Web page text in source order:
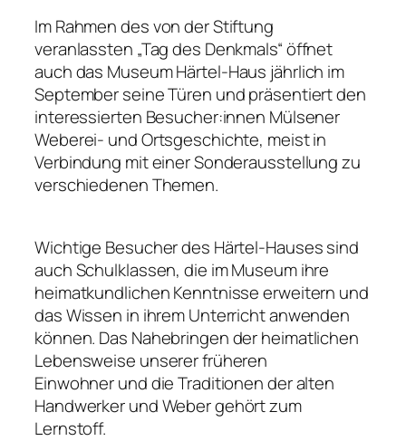
Im Rahmen des von der Stiftung
veranlassten „Tag des Denkmals“ öffnet
auch das Museum Härtel-Haus jährlich im
September seine Türen und präsentiert den
interessierten Besucher:innen Mülsener
Weberei- und Ortsgeschichte, meist in
Verbindung mit einer Sonderausstellung zu
verschiedenen Themen.
Wichtige Besucher des Härtel-Hauses sind
auch Schulklassen, die im Museum ihre
heimatkundlichen Kenntnisse erweitern und
das Wissen in ihrem Unterricht anwenden
können. Das Nahebringen der heimatlichen
Lebensweise unserer früheren
Einwohner und die Traditionen der alten
Handwerker und Weber gehört zum
Lernstoff.